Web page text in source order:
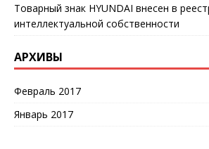
Товарный знак HYUNDAI внесен в
интеллектуальной собственности
АРХИВЫ
Февраль 2017
Январь 2017